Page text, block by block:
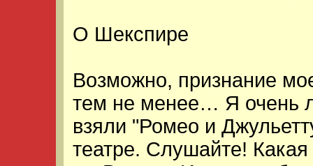
О Шекспире
Возможно, признание
тем не менее… Я очень
взяли "Ромео и
театре. Слушайте!